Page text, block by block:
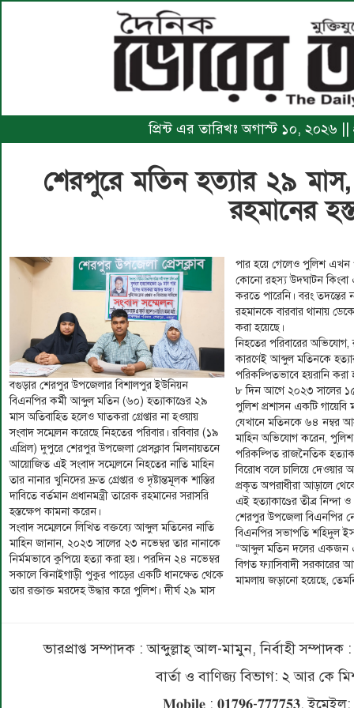
প্রিন্ট এর তারিখঃ অগাস্ট ১০, ২০২৬
শেরপুরে মতিন হত্যার ২৯ মাস,
রহমানের
বগুড়ার শেরপুর উপজেলার বিশালপুর ইউনিয়ন
বিএনপির কর্মী আব্দুল মতিন (৬০) হত্যাকাণ্ডের ২৯
মাস অতিবাহিত হলেও ঘাতকরা গ্রেপ্তার না হওয়ায়
সংবাদ সম্মেলন করেছে নিহতের পরিবার। রবিবার (১৯
এপ্রিল) দুপুরে শেরপুর উপজেলা প্রেসক্লাব মিলনায়তনে
আয়োজিত এই সংবাদ সম্মেলনে নিহতের নাতি মাহিন
তার নানার খুনিদের দ্রুত গ্রেপ্তার ও দৃষ্টান্তমূলক শাস্তির
দাবিতে বর্তমান প্রধানমন্ত্রী তারেক রহমানের সরাসরি
হস্তক্ষেপ কামনা করেন।
সংবাদ সম্মেলনে লিখিত বক্তব্যে আব্দুল মতিনের নাতি
মাহিন জানান, ২০২৩ সালের ২৩ নভেম্বর তার নানাকে
নির্মমভাবে কুপিয়ে হত্যা করা হয়। পরদিন ২৪ নভেম্বর
সকালে ঝিনাইগাড়ী পুকুর পাড়ের একটি ধানক্ষেত থেকে
তার রক্তাক্ত মরদেহ উদ্ধার করে পুলিশ। দীর্ঘ ২৯ মাস
পার হয়ে গেলেও পুলিশ এখন
কোনো রহস্য উদ্ঘাটন কিংবা
করতে পারেনি। বরং তদন্তের
রহমানকে বারবার থানায়
করা হয়েছে।
নিহতের পরিবারের
কারণেই আব্দুল মতিনকে
পরিকল্পিতভাবে হয়রানি করা
৮ দিন আগে ২০২৩ সালের
পুলিশ প্রশাসন একটি গায়েবি
যেখানে মতিনকে ৬৪ নম্বর
মাহিন অভিযোগ করেন,
পরিকল্পিত রাজনৈতিক
বিরোধ বলে চালিয়ে দেওয়ার
প্রকৃত অপরাধীরা আড়ালে
এই হত্যাকাণ্ডের তীব্র নিন্দা
শেরপুর উপজেলা বিএনপির
বিএনপির সভাপতি শহিদুল
“আব্দুল মতিন দলের একজন
বিগত ফ্যাসিবাদী সরকারের
মামলায় জড়ানো হয়েছে,
ভারপ্রাপ্ত সম্পাদক : আব্দুল্লাহ্ আল-মামুন, নির্বাহী
বার্তা ও বাণিজ্য বিভাগ: ২ আর কে
𝐌𝐨𝐛𝐢𝐥𝐞 : 𝟎𝟏𝟕𝟗𝟔-𝟕𝟕𝟕𝟕𝟓𝟑,